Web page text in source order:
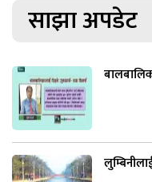
साझा अपडेट